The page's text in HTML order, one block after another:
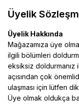
Üyelik
Üyelik Hakkında
Mağazamıza üye
ilgili bölümleri
eksiksiz doldurmanız
açısından çok
ulaşması için lütfen
Üye olmak oldukça